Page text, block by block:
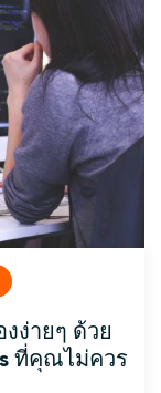
ง่ายๆ ด้วย
ที่คุณไม่ควร